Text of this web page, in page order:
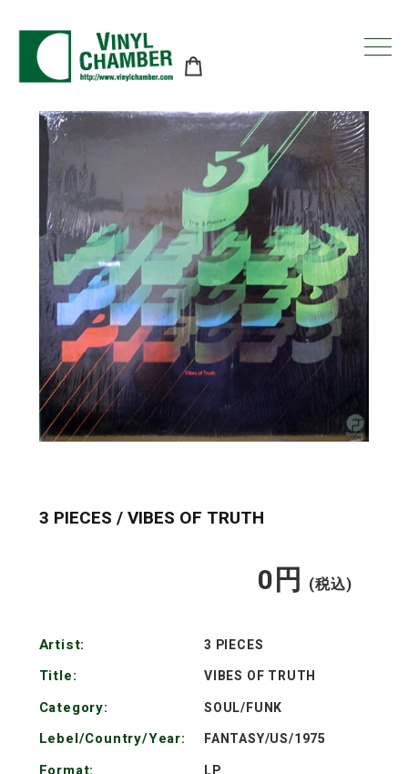
3 PIECES / VIBES OF TRUTH
0円 (税込)
Artist: 3 PIECES
Title: VIBES OF TRUTH
Category: SOUL/FUNK
Lebel/Country/Year: FANTASY/US/1975
Format: